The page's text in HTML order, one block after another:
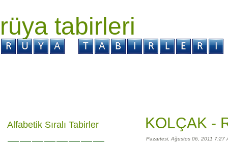
rüya tabirleri
KOLÇAK -
Pazartesi, Ağustos 06, 2011 7:27
Alfabetik Sıralı Tabirler